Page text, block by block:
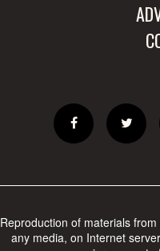
Reproduction of materials
any media, on Internet